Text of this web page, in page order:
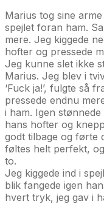
Marius tog sine
spejlet foran ham.
mere. Jeg kiggede
hofter og pressede
Jeg kunne slet ikke
Marius. Jeg blev i
‘Fuck ja!’, fulgte så
pressede endnu
i ham. Igen
hans hofter og
godt tilbage og førte
føltes helt perfekt,
to.
Jeg kiggede ind i
blik fangede igen
hvert tryk, jeg gav i